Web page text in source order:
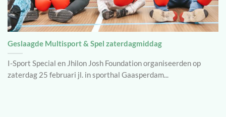
Geslaagde Multisport & Spel zaterdagmiddag
I-Sport Special en Jhilon Josh Foundation organiseerden op
zaterdag 25 februari jl. in sporthal Gaasperdam...